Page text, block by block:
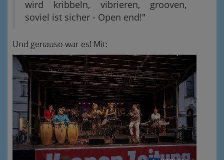
wird kribbeln, vibrieren, grooven,
soviel ist sicher - Open end!"
Und genauso war es! Mit: